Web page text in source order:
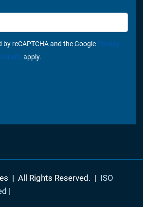
reCAPTCHA and the Google Privacy
apply.
| All Rights Reserved. | ISO
|